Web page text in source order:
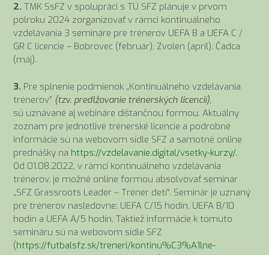
2. TMK SsFZ v spolupráci s TÚ SFZ plánuje v prvom
polroku 2024 zorganizovať v rámci kontinuálneho
vzdelávania 3 semináre pre trénerov UEFA B a UEFA C /
GR C licencie – Bobrovec (február), Zvolen (apríl), Čadca
(máj).
3. Pre splnenie podmienok „Kontinuálneho vzdelávania
trénerov” (tzv. predlžovanie trénerských licencií),
sú uznávané aj webináre dištančnou formou. Aktuálny
zoznam pre jednotlivé trénerské licencie a podrobné
informácie sú na webovom sídle SFZ a samotné online
prednášky na https://vzdelavanie.digital/vsetky-kurzy/.
Od 01.08.2022, v rámci kontinuálneho vzdelávania
trénerov, je možné online formou absolvovať seminár
„SFZ Grassroots Leader – Tréner detí“. Seminár je uznaný
pre trénerov nasledovne: UEFA C/15 hodín, UEFA B/10
hodín a UEFA A/5 hodín. Taktiež informácie k tomuto
semináru sú na webovom sídle SFZ
(https://futbalsfz.sk/treneri/kontinu%C3%A1lne-